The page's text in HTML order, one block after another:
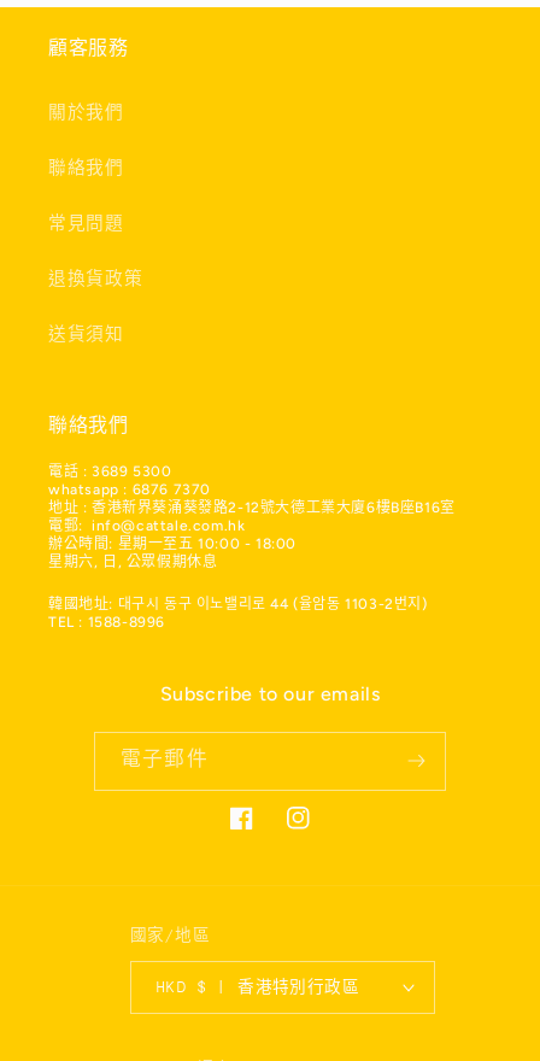
顧客服務
關於我們
聯絡我們
常見問題
退換貨政策
送貨須知
聯絡我們
電話 : 3689 5300
whatsapp : 6876 7370
地址 : 香港新界葵涌葵發路2-12號大德工業大廈6樓B座B16室
電郵: info@cattale.com.hk
辦公時間: 星期一至五 10:00 - 18:00
星期六, 日, 公眾假期休息
韓國地址: 대구시 동구 이노밸리로 44 (율암동 1103-2번지)
TEL : 1588-8996
Subscribe to our emails
電子郵件
FacebookInstagram
國家/地區
HKD $ | 香港特別行政區